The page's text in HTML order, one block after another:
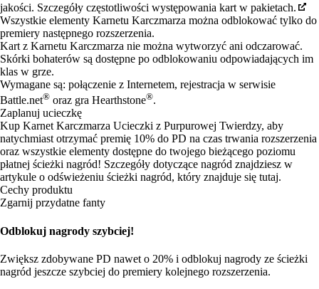
jakości. Szczegóły częstotliwości występowania kart w pakietach.
Wszystkie elementy Karnetu Karczmarza można odblokować tylko do
premiery następnego rozszerzenia.
Kart z Karnetu Karczmarza nie można wytworzyć ani odczarować.
Skórki bohaterów są dostępne po odblokowaniu odpowiadających im
klas w grze.
Wymagane są: połączenie z Internetem, rejestracja w serwisie
Battle.net® oraz gra Hearthstone®.
Zaplanuj ucieczkę
Kup Karnet Karczmarza Ucieczki z Purpurowej Twierdzy, aby
natychmiast otrzymać premię 10% do PD na czas trwania rozszerzenia
oraz wszystkie elementy dostępne do twojego bieżącego poziomu
płatnej ścieżki nagród! Szczegóły dotyczące nagród znajdziesz w
artykule o odświeżeniu ścieżki nagród, który znajduje się tutaj.
Cechy produktu
Zgarnij przydatne fanty
Odblokuj nagrody szybciej!
Zwiększ zdobywane PD nawet o 20% i odblokuj nagrody ze ścieżki
nagród jeszcze szybciej do premiery kolejnego rozszerzenia.